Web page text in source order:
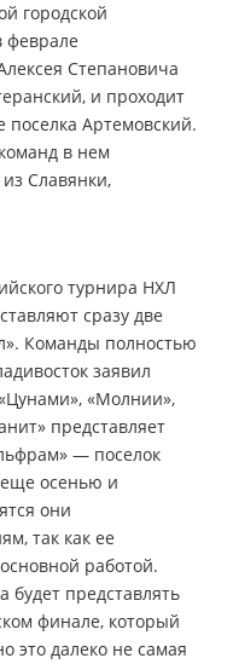
городской
феврале
Степановича
и проходит
поселка Артемовский.
в нем
Славянки,
турнира НХЛ
сразу две
Команды полностью
заявил
«Молнии»,
представляет
— поселок
еще осенью и
они
так как ее
работой.
будет представлять
финале, который
это далеко не самая